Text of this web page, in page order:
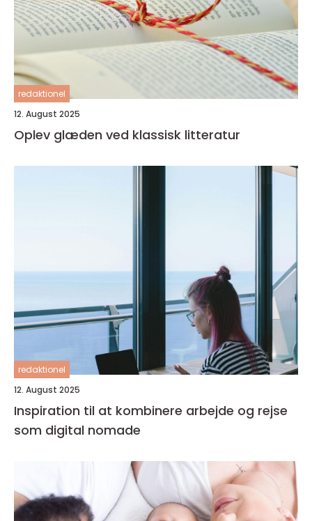
redaktionel
12. August 2025
Oplev glæden ved klassisk litteratur
redaktionel
12. August 2025
Inspiration til at kombinere arbejde og rejse
som digital nomade